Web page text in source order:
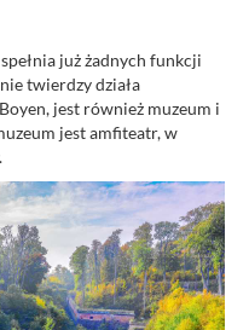
już żadnych funkcji
twierdzy działa
jest również muzeum i
jest amfiteatr, w